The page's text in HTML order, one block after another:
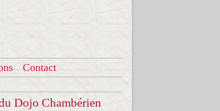
Contact
Dojo Chambérien